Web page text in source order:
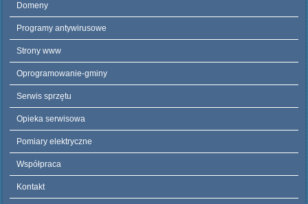
Domeny
Programy antywirusowe
Strony www
Oprogramowanie-gminy
Serwis sprzętu
Opieka serwisowa
Pomiary elektryczne
Współpraca
Kontakt